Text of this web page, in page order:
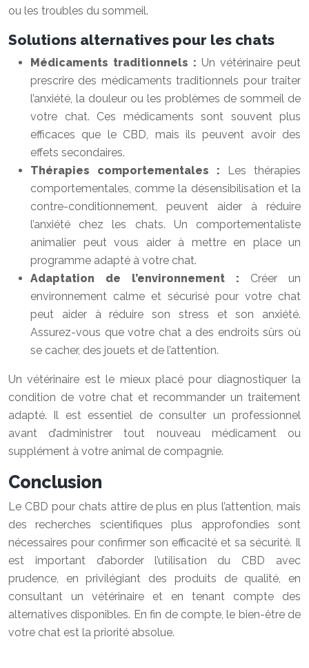
ou les troubles du sommeil.
Solutions alternatives pour les chats
Médicaments traditionnels : Un vétérinaire peut
prescrire des médicaments traditionnels pour traiter
l’anxiété, la douleur ou les problèmes de sommeil de
votre chat. Ces médicaments sont souvent plus
efficaces que le CBD, mais ils peuvent avoir des
effets secondaires.
Thérapies comportementales :
Les thérapies
comportementales, comme la désensibilisation et la
contre-conditionnement, peuvent aider à réduire
l’anxiété chez les chats. Un comportementaliste
animalier peut vous aider à mettre en place un
programme adapté à votre chat.
Adaptation de l’environnement : Créer un
environnement calme et sécurisé pour votre chat
peut aider à réduire son stress et son anxiété.
Assurez-vous que votre chat a des endroits sûrs où
se cacher, des jouets et de l’attention.
Un vétérinaire est le mieux placé pour diagnostiquer la
condition de votre chat et recommander un traitement
adapté. Il est essentiel de consulter un professionnel
avant d’administrer tout nouveau médicament ou
supplément à votre animal de compagnie.
Conclusion
Le CBD pour chats attire de plus en plus l’attention, mais
des recherches scientifiques plus approfondies sont
nécessaires pour confirmer son efficacité et sa sécurité. Il
est important d’aborder l’utilisation du CBD avec
prudence, en privilégiant des produits de qualité, en
consultant un vétérinaire et en tenant compte des
alternatives disponibles. En fin de compte, le bien-être de
votre chat est la priorité absolue.